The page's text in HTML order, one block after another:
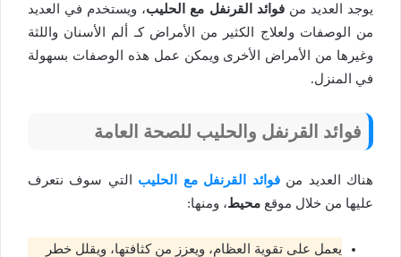
يوجد العديد منفوائد القرنفل مع الحليب، ويستخدم في العديد
من الوصفات ولعلاج الكثير من الأمراض كـ ألم الأسنان واللثة
وغيرها من الأمراض الأخرى ويمكن عمل هذه الوصفات بسهولة
في المنزل.
فوائد القرنفل والحليب للصحة العامة
هناك العديد منفوائد القرنفل مع الحليب التي سوف نتعرف
عليها من خلال موقع محيط، ومنها:
يعمل على تقوية العظام، ويعزز من كثافتها، ويقلل خطر